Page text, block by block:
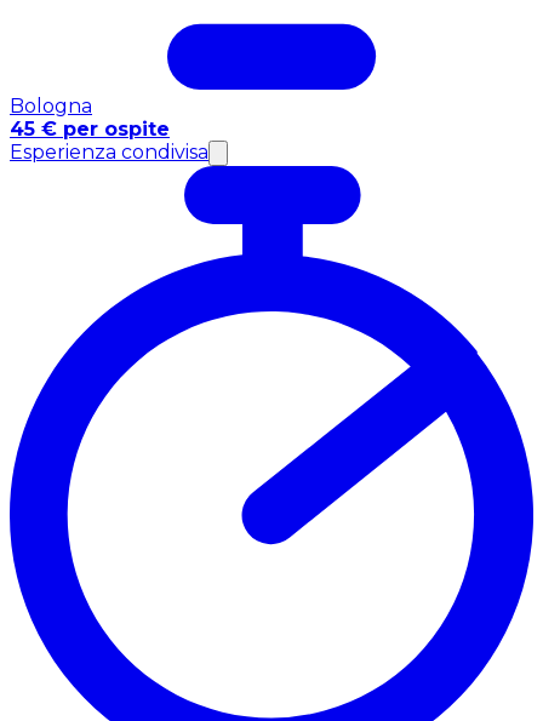
Bologna
45 € per ospite
Esperienza condivisa